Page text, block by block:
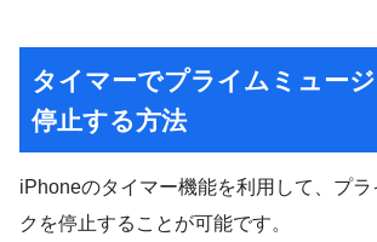
タイマーでプライムミュー
停止する方法
iPhoneのタイマー機能を利用して、プラ
クを停止することが可能です。